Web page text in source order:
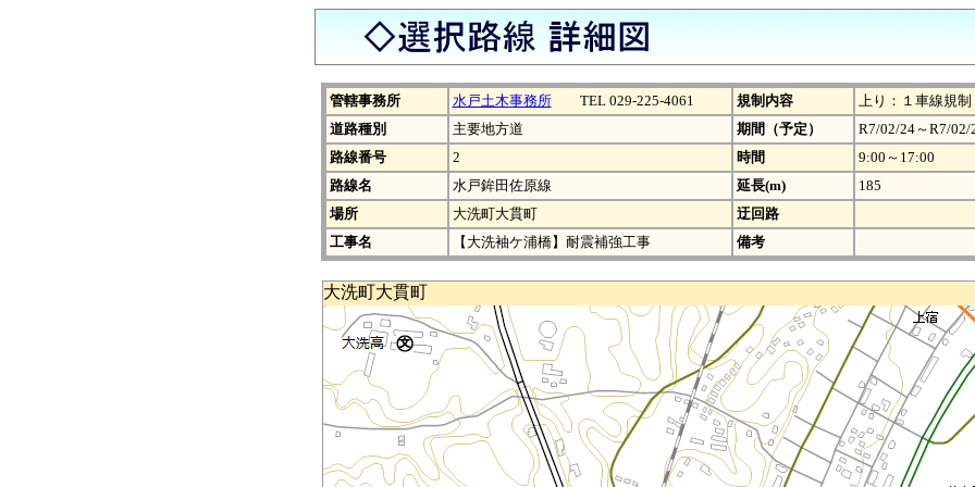
管轄事務所 水戸土木事務所TEL 029-225-4061 規制内容
上り：１車線規制
道路種別
主要地方道 期間（予定）
R7/02/24～R7/02/
路線番号
2 時間
9:00～17:00
路線名
水戸鉾田佐原線 延長(m)
185
場所
大洗町大貫町
迂回路
工事名
【大洗袖ケ浦橋】耐震補強工事 備考
大洗町大貫町